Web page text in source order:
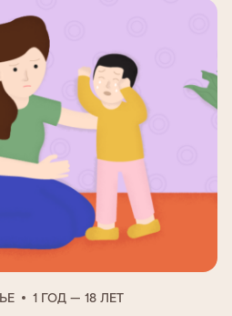
1 ГОД — 18 ЛЕТ